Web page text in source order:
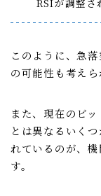
RSIが調整さ
このように、急
の可能性も考えら
また、現在のビ
とは異なるいく
れているのが、
す。